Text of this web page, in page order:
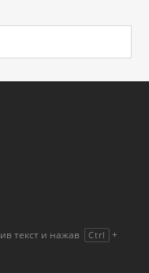
текст и нажав Ctrl +